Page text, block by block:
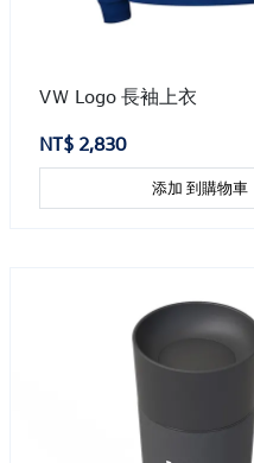
VＷ Logo 長袖上衣
NT$ 2,830
添加 到購物車